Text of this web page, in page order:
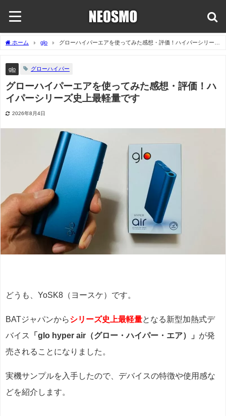
ホーム glo
グローハイパーエアを使ってみた感想・評価！ハイパーシリーズ
glo グローハイパー
グローハイパーエアを使ってみた感想・評価！ハ
イパーシリーズ史上最軽量です
2026年8月4日
どうも、YoSK8（ヨースケ）です。
BATジャパンからシリーズ史上最軽量となる新型加熱式デ
バイス
「glo hyper air（グロー・ハイパー・エア）」 が発
売されることになりました。
実機サンプルを入手したので、デバイスの特徴や使用感な
どを紹介します。